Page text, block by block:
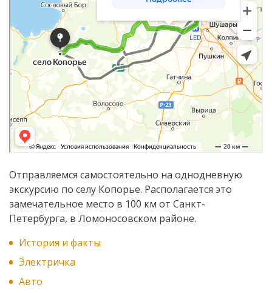
Отправляемся самостоятельно на однодневную
экскурсию по селу Копорье. Располагается это
замечательное место в 100 км от Санкт-
Петербурга, в Ломоносовском районе.
История и факты
Электричка
Авто